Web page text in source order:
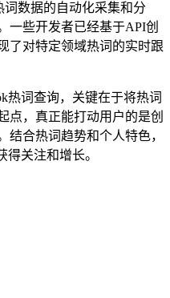
数据的自动化采集和分
一些开发者已经基于API创
了对特定领域热词的实时跟
热词查询，关键在于将热词
点，真正能打动用户的是创
结合热词趋势和个人特色，
关注和增长。